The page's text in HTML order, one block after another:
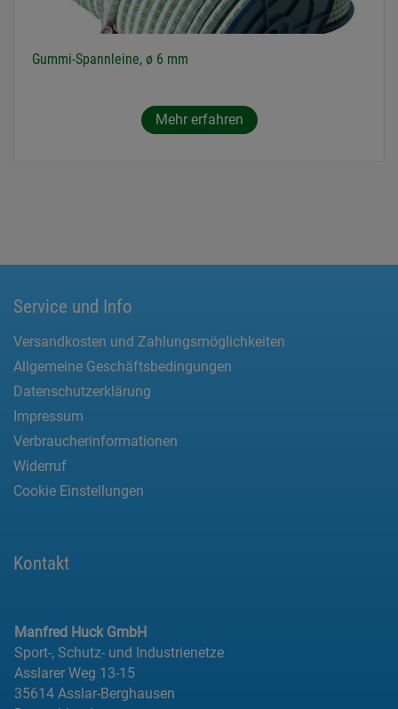
Gummi-Spannleine, ø 6 mm
Mehr erfahren
Service und Info
Versandkosten und Zahlungsmöglichkeiten
Allgemeine Geschäftsbedingungen
Datenschutzerklärung
Impressum
Verbraucherinformationen
Widerruf
Cookie Einstellungen
Kontakt
Manfred Huck GmbH
Sport-, Schutz- und Industrienetze
Asslarer Weg 13-15
35614 Asslar-Berghausen